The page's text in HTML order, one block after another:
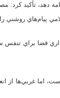
دهد، تأكيد كرد:
پيام‌هاي روشني
فضا براي
اما غربي‌ها از